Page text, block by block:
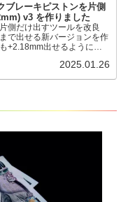
ブレーキピストンを片側
v3 を作りました
側だけ出すツールを改良
で出せる新バージョンを作
+2.18mm出せるようにな
まで試しました。最も安全
で攻めてますのでピストン
除できると思います。前作
2025.01.26